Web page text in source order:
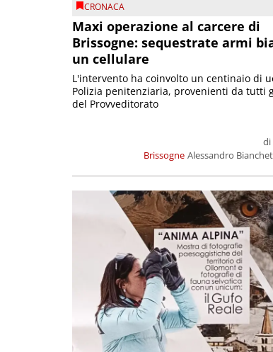
CRONACA
Maxi operazione al carcere di
Brissogne: sequestrate armi
un cellulare
Brissogne
di
Alessandro Bianchet
L'intervento ha coinvolto un centinaio di
Polizia penitenziaria, provenienti da tutti
del Provveditorato